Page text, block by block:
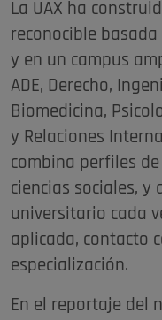
La UAX ha
reconocible
y en un campus
ADE, Derecho,
Biomedicina,
y Relaciones
combina perfiles
ciencias sociales, y
universitario cada
aplicada, contacto
especialización.
En el reportaje del